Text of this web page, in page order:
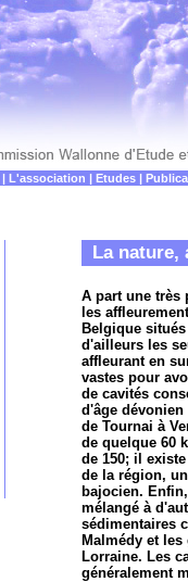
| L'association | Etudes |
La nature,
A part une très
les
Belgique
d'ailleurs les
affleurant en
vastes pour
de cavités
d'âge
de Tournai à
de quelque 60
de 150; il
de la région,
bajocien.
mélangé à
sédimentaires
Malmédy et
Lorraine. Les
généralement